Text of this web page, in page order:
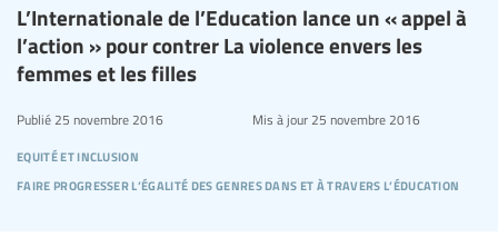
L’Internationale de l’Education lance un « appel à
l’action » pour contrer La violence envers les
femmes et les filles
equité et inclusion
faire progresser l’égalité des genres dans et à travers l’éducation
Publié 25 novembre 2016 Mis à jour25 novembre 2016